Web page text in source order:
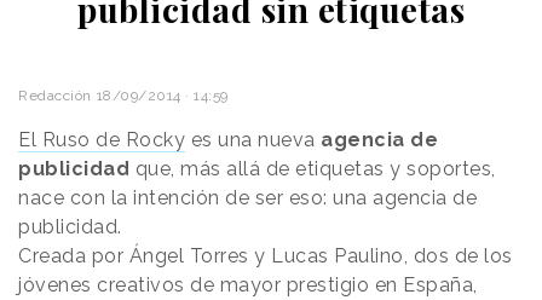
Redacción 18/09/2014 · 14:59
El Ruso de Rocky es una nueva agencia de
publicidad que, más allá de etiquetas y soportes,
nace con la intención de ser eso: una agencia de
publicidad.
Creada por Ángel Torres y Lucas Paulino, dos de los
jóvenes creativos de mayor prestigio en España,